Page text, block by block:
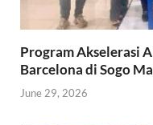
Program Akselerasi
Barcelona di Sogo
June 29, 2026